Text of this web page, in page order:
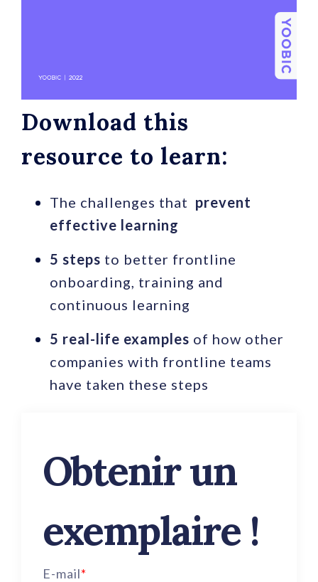
Download this
resource to learn:
The challenges that prevent
effective learning
5 steps to better frontline
onboarding, training and
continuous learning
5 real-life examples of how other
companies with frontline teams
have taken these steps
Obtenir un
exemplaire !
E-mail*